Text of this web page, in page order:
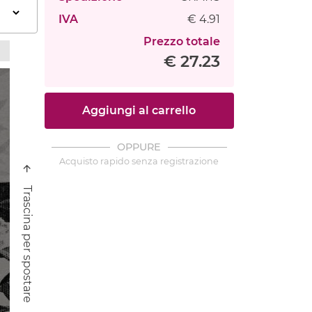
Trascina per spostare
IVA
€ 4.91
Prezzo totale
€ 27.23
Aggiungi al carrello
OPPURE
Acquisto rapido senza registrazione